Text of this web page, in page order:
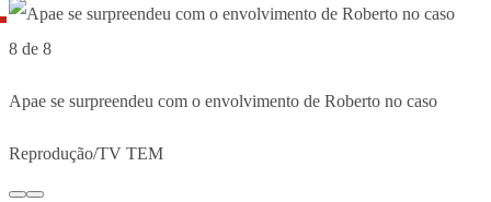
8 de 8
Apae se surpreendeu com o envolvimento de Roberto no caso
Reprodução/TV TEM